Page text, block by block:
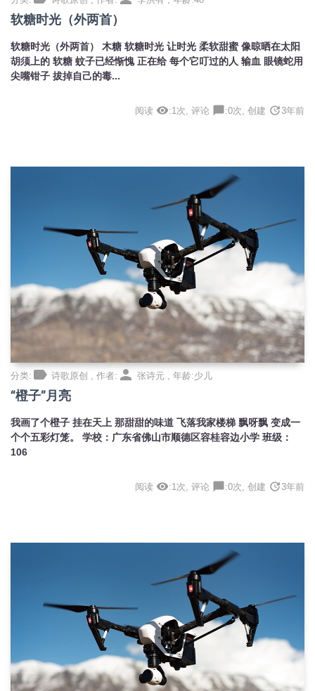
软糖时光（外两首）
软糖时光（外两首） 木糖 软糖时光 让时光 柔软甜蜜 像晾晒在太阳
胡须上的 软糖 蚊子已经惭愧 正在给 每个它叮过的人 输血 眼镜蛇用
尖嘴钳子 拔掉自己的毒...
阅读 visibility:1次, 评论 :0次, 创建 update 3年前
分类: label 诗歌原创 , 作者: person 张诗元 , 年龄:少儿
“橙子”月亮
我画了个橙子 挂在天上 那甜甜的味道 飞落我家楼梯 飘呀飘 变成一
个个五彩灯笼。 学校：广东省佛山市顺德区容桂容边小学 班级：
106
阅读 visibility:1次, 评论 :0次, 创建 update 3年前